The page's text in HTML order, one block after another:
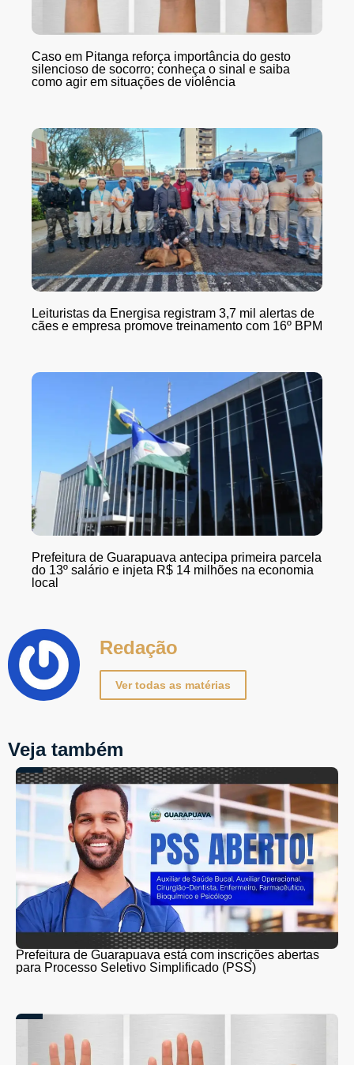
Caso em Pitanga reforça importância do gesto
silencioso de socorro; conheça o sinal e saiba
como agir em situações de violência
Leituristas da Energisa registram 3,7 mil alertas de
cães e empresa promove treinamento com 16º BPM
Prefeitura de Guarapuava antecipa primeira parcela
do 13º salário e injeta R$ 14 milhões na economia
local
Redação
Ver todas as matérias
Veja também
Prefeitura de Guarapuava está com inscrições abertas
para Processo Seletivo Simplificado (PSS)